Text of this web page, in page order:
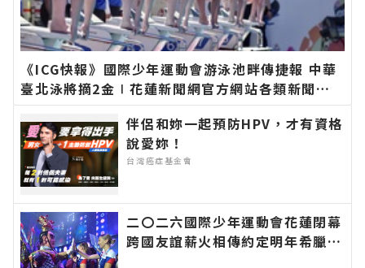
《ICG快報》國際少年運動會游泳池畔傳捷報 中華
臺北泳將摘2金∣花蓮新聞網官方網站各類新聞－
最快速的今日新聞報導 最新的在地資訊！
伴侶和妳一起預防HPV，才有資格
說愛妳！
台灣癌症基金會
二〇二六國際少年運動會花蓮閉幕
跨國友誼薪火相傳約定明年希臘見